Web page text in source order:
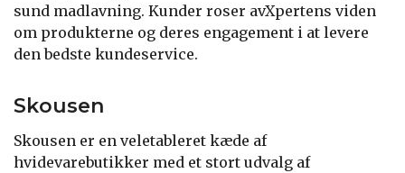
sund madlavning. Kunder roser avXpertens viden
om produkterne og deres engagement i at levere
den bedste kundeservice.
Skousen
Skousen er en veletableret kæde af
hvidevarebutikker med et stort udvalg af